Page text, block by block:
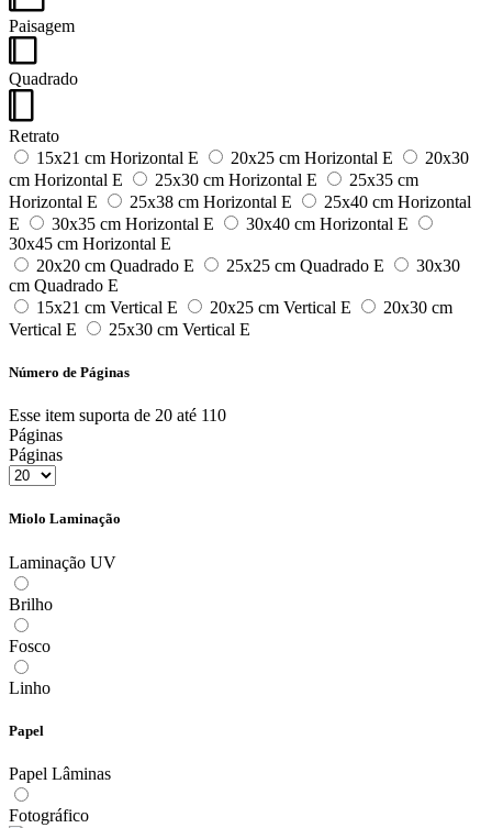
Paisagem
Quadrado
Retrato
15x21 cm Horizontal E
20x25 cm Horizontal E
20x30
cm Horizontal E
25x30 cm Horizontal E
25x35 cm
Horizontal E
25x38 cm Horizontal E
25x40 cm Horizontal
E
30x35 cm Horizontal E
30x40 cm Horizontal E
30x45 cm Horizontal E
20x20 cm Quadrado E
25x25 cm Quadrado E
30x30
cm Quadrado E
15x21 cm Vertical E
20x25 cm Vertical E
20x30 cm
Vertical E
25x30 cm Vertical E
Número de Páginas
Esse item suporta de 20 até 110
Páginas
Páginas
Miolo Laminação
Laminação UV
Brilho
Fosco
Linho
Papel
Papel Lâminas
Fotográfico